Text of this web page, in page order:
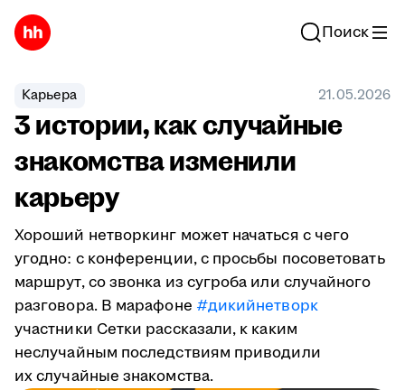
Поиск
Карьера 21.05.2026
3 истории, как случайные
знакомства изменили
карьеру
Хороший нетворкинг может начаться с чего
угодно: с конференции, с просьбы посоветовать
маршрут, со звонка из сугроба или случайного
разговора. В марафоне #дикийнетворк
участники Сетки рассказали, к каким
неслучайным последствиям приводили
их случайные знакомства.